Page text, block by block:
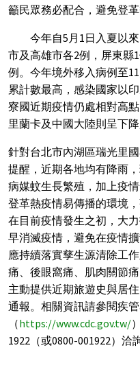
籲民眾務必配合，避免登革
今年自5 月 1日入夏以
市及高雄市各2例，屏東縣1
例。今年境外移入病例至11
累計數最高，感染國家以
寮國近期疫情仍處相對高
里蘭卡及中國大陸則呈下降
針對台北市內湖區瑞光里
提醒，近期各地均有降雨
病媒蚊生長繁殖，加上疫
登革熱疫情易傳播的環境
在目前疫情發生之初，大
早消滅疫情，避免在疫情
應持續落實孳生源清除工
痛、後眼窩痛、肌肉關節
主動提供近期旅遊史與居
通報。相關資訊請參閱疾
（https://www.cdc.gov.tw/
1922 （或0800-001922）洽